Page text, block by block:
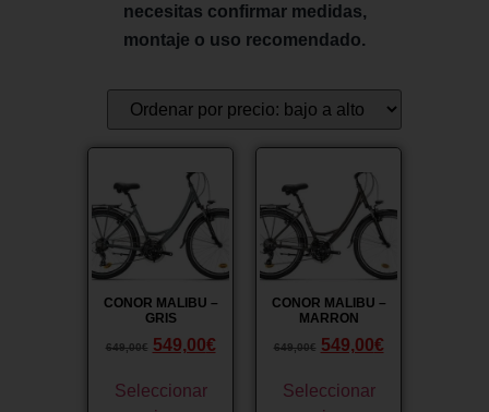
necesitas confirmar medidas,
montaje o uso recomendado.
CONOR MALIBU –
GRIS
649,00€ 549,00€
Seleccionar
CONOR MALIBU –
MARRON
649,00€ 549,00€
Seleccionar